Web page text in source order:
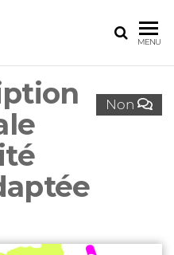
MENU
Non